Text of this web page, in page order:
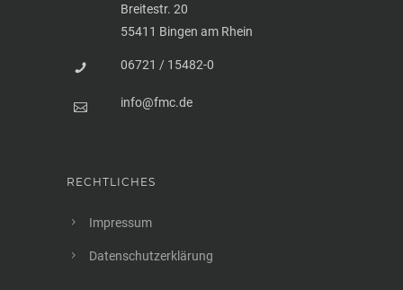
Breitestr. 20
55411 Bingen am Rhein
06721 / 15482-0
info@fmc.de
RECHTLICHES
Impressum
Datenschutzerklärung